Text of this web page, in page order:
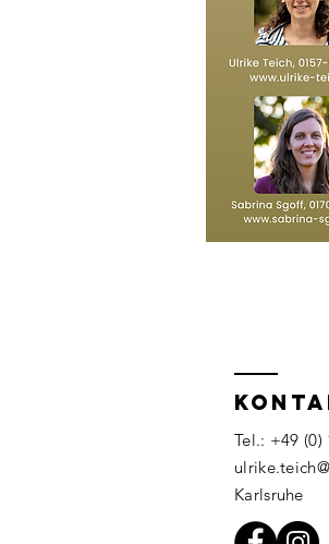
Tel.: +49 (0)
Karlsruhe